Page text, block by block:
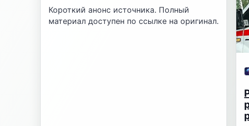
Короткий анонс источника. Полный
материал доступен по ссылке на оригинал.